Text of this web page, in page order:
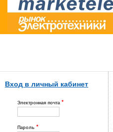
Вход в личный кабинет
Электронная почта *
Пароль *